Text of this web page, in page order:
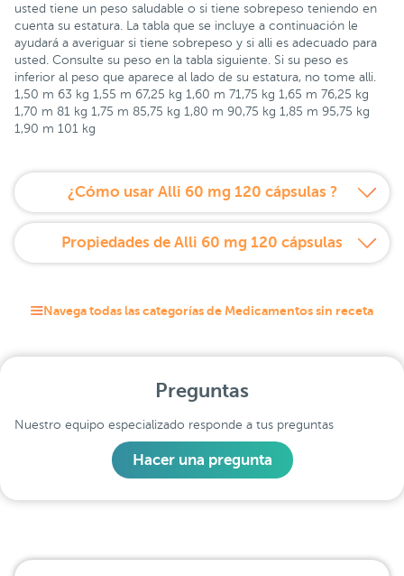
usted tiene un peso saludable o si tiene sobrepeso teniendo en
cuenta su estatura. La tabla que se incluye a continuación le
ayudará a averiguar si tiene sobrepeso y si alli es adecuado para
usted. Consulte su peso en la tabla siguiente. Si su peso es
inferior al peso que aparece al lado de su estatura, no tome alli.
1,50 m 63 kg 1,55 m 67,25 kg 1,60 m 71,75 kg 1,65 m 76,25 kg
1,70 m 81 kg 1,75 m 85,75 kg 1,80 m 90,75 kg 1,85 m 95,75 kg
1,90 m 101 kg
¿Cómo usar Alli 60 mg 120 cápsulas ?
Propiedades de Alli 60 mg 120 cápsulas
Navega todas las categorías de Medicamentos sin receta
Preguntas
Nuestro equipo especializado responde a tus preguntas
Hacer una pregunta